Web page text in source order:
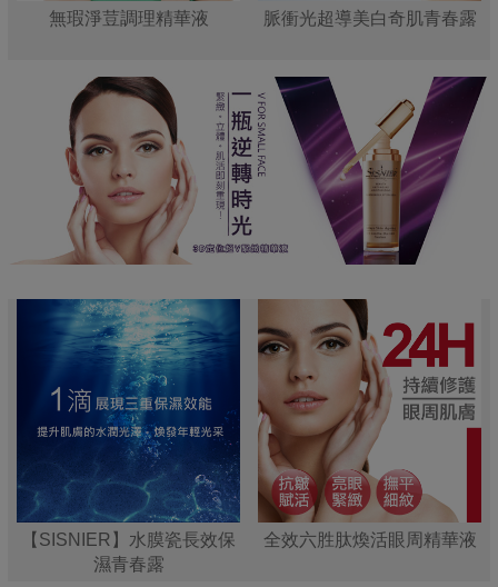
無瑕淨荳調理精華液 脈衝光超導美白奇肌青春露
【SISNIER】水膜瓷長效保
濕青春露
全效六胜肽煥活眼周精華液